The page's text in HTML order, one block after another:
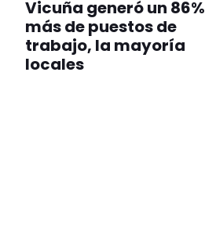
Vicuña generó un 86%
más de puestos de
trabajo, la mayoría
locales